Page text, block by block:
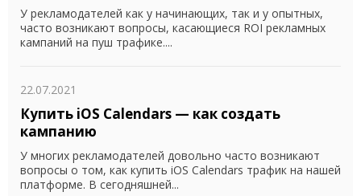
У рекламодателей как у начинающих, так и у опытных,
часто возникают вопросы, касающиеся ROI рекламных
кампаний на пуш трафике....
22.07.2021
Купить iOS Calendars — как создать
кампанию
У многих рекламодателей довольно часто возникают
вопросы о том, как купить iOS Calendars трафик на нашей
платформе. В сегодняшней...